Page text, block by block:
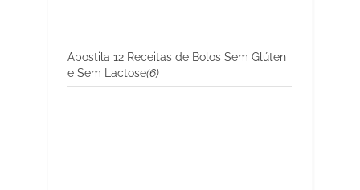
Apostila 12 Receitas de Bolos Sem Glúten
e Sem Lactose(6)